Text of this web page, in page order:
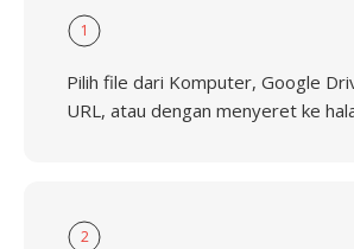
1
Pilih file dari Komputer, Google
URL, atau dengan menyeret ke
2